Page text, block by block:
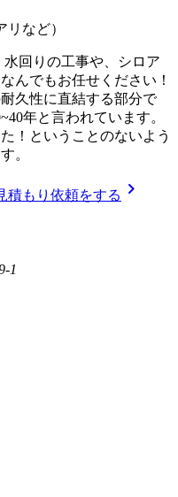
など）
回りの工事や、シロア
んでもお任せください！
久性に直結する部分で
年と言われています。
！ということのないよう
。
積もり依頼をする chevron_right
1